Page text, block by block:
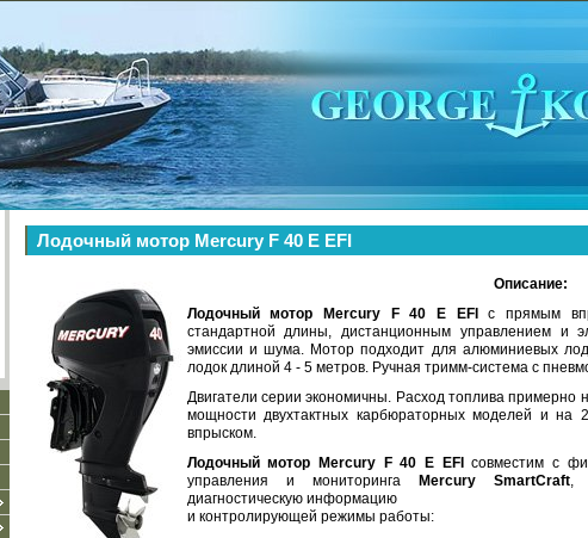
Лодочный мотор Mercury F 40 E EFI
Описание:
Лодочный мотор
Mercury F 40 E EFI
с прямым
стандартной длины, дистанционным управлением и
эмиссии и шума. Мотор подходит для алюминиевых
лодок длиной 4 - 5 метров. Ручная тримм-система с
Двигатели серии экономичны. Расход топлива примерно
мощности двухтактных карбюраторных моделей и
впрыском.
Лодочный мотор Mercury F 40 E EFIсовместим с
управления и мониторинга
Mercury SmartCraft,
диагностическую информацию
и контролирующей режимы работы: